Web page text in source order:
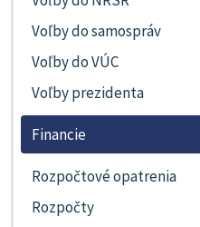
Voľby do samospráv
Voľby do VÚC
Voľby prezidenta
Financie
Rozpočtové opatrenia
Rozpočty